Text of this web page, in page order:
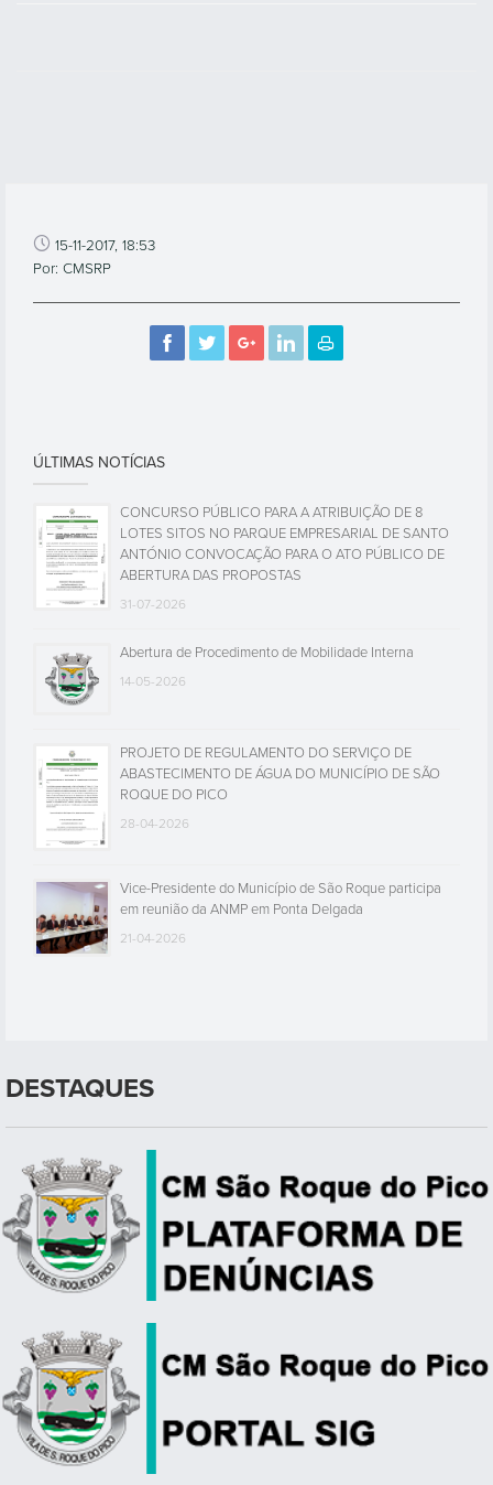
15-11-2017, 18:53
Por: CMSRP
ÚLTIMAS NOTÍCIAS
CONCURSO PÚBLICO PARA A ATRIBUIÇÃO DE 8
LOTES SITOS NO PARQUE EMPRESARIAL DE SANTO
ANTÓNIO CONVOCAÇÃO PARA O ATO PÚBLICO DE
ABERTURA DAS PROPOSTAS
31-07-2026
Abertura de Procedimento de Mobilidade Interna
14-05-2026
PROJETO DE REGULAMENTO DO SERVIÇO DE
ABASTECIMENTO DE ÁGUA DO MUNICÍPIO DE SÃO
ROQUE DO PICO
28-04-2026
Vice-Presidente do Município de São Roque participa
em reunião da ANMP em Ponta Delgada
21-04-2026
DESTAQUES